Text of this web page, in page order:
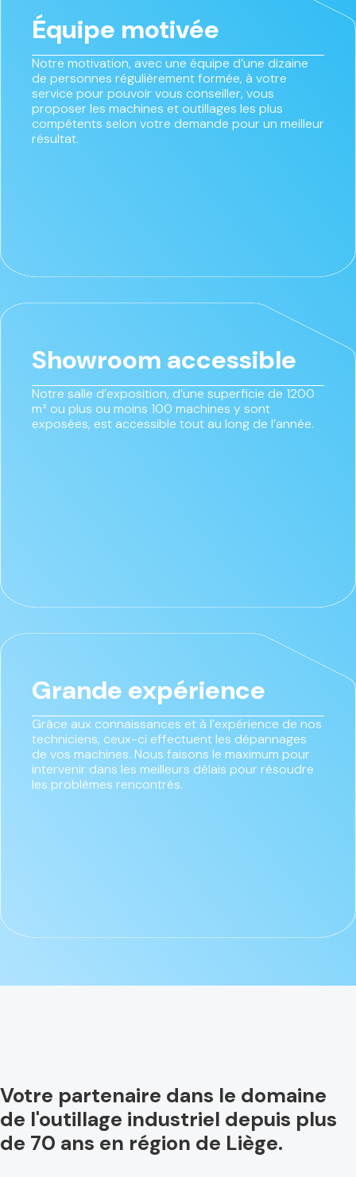
Équipe motivée
Notre motivation, avec une équipe d’une dizaine
de personnes régulièrement formée, à votre
service pour pouvoir vous conseiller, vous
proposer les machines et outillages les plus
compétents selon votre demande pour un meilleur
résultat.
Showroom accessible
Notre salle d’exposition, d’une superficie de 1200
m² ou plus ou moins 100 machines y sont
exposées, est accessible tout au long de l’année.
Grande expérience
Grâce aux connaissances et à l’expérience de nos
techniciens, ceux-ci effectuent les dépannages
de vos machines. Nous faisons le maximum pour
intervenir dans les meilleurs délais pour résoudre
les problèmes rencontrés.
Votre partenaire dans le domaine
de l'outillage industriel depuis plus
de 70 ans en région de Liège.